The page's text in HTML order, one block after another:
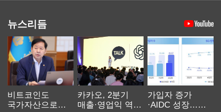
뉴스리듬
비트코인도
국가자산으로…'
카카오, 2분기
매출·영업익 역대
가입자 증가
·AIDC 성장…